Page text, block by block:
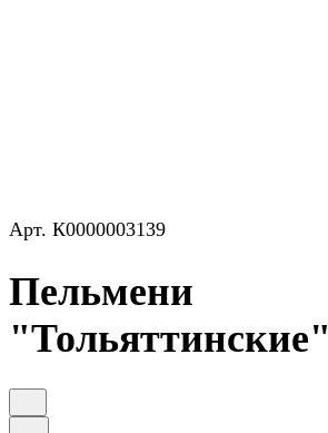
Арт. К0000003139
Пельмени
"Тольяттинские"